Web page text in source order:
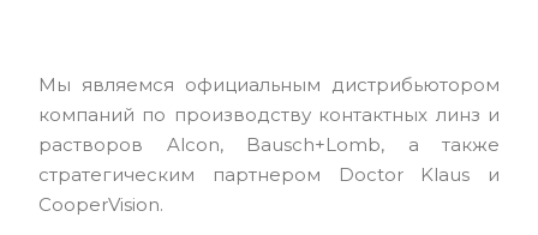
Мы являемся официальным дистрибьютором
компаний по производству контактных линз и
растворов Alcon, Bausch+Lomb, а также
стратегическим партнером Doctor Klaus и
CooperVision.